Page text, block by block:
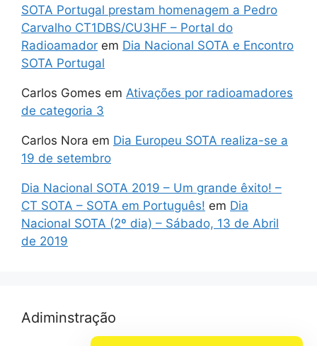
SOTA Portugal prestam homenagem a Pedro
Carvalho CT1DBS/CU3HF – Portal do
Radioamador em Dia Nacional SOTA e Encontro
SOTA Portugal
Carlos Gomes em Ativações por radioamadores
de categoria 3
Carlos Nora em Dia Europeu SOTA realiza-se a
19 de setembro
Dia Nacional SOTA 2019 – Um grande êxito! –
CT SOTA – SOTA em Português! em Dia
Nacional SOTA (2º dia) – Sábado, 13 de Abril
de 2019
Adiminstração